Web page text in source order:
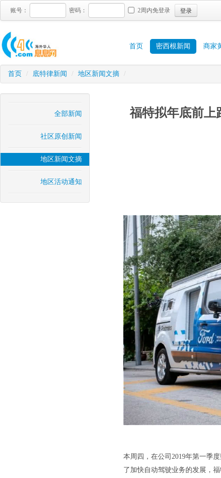
账号： 密码： 2周内免登录 登录
首页 密西根新闻 商家
首页 / 底特律新闻 / 地区新闻文摘 /
全部新闻
社区原创新闻
地区新闻文摘
地区活动通知
福特拟年底前上
本周四，在公司2019年第一季
了加快自动驾驶业务的发展，